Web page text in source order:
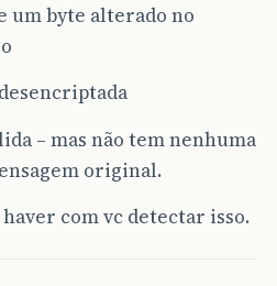
um byte alterado no
– mas não tem nenhuma
original.
com vc detectar isso.